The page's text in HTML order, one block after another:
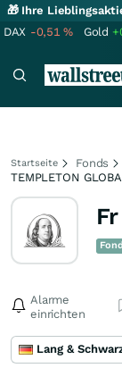
🎁 Ihre
DAX -0,51% Gold
Startseite Fonds
TEMPLETON
Alarme
einrichten
Lang &